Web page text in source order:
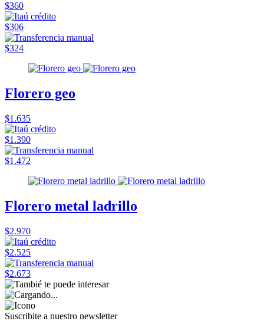
$360
$306
$324
Florero geo
$1.635
$1.390
$1.472
Florero metal ladrillo
$2.970
$2.525
$2.673
Suscribite a nuestro newsletter